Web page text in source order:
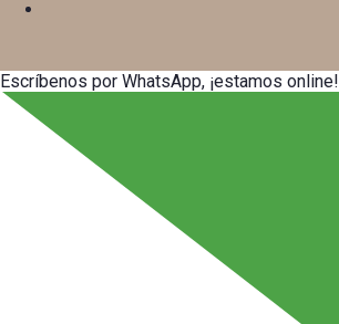
Escríbenos por WhatsApp, ¡estamos online!